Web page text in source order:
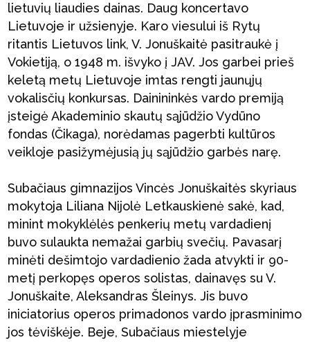
lietuvių liaudies dainas. Daug koncertavo
Lietuvoje ir užsienyje. Karo viesului iš Rytų
ritantis Lietuvos link, V. Jonuškaitė pasitraukė į
Vokietiją, o 1948 m. išvyko į JAV. Jos garbei prieš
keletą metų Lietuvoje imtas rengti jaunųjų
vokalisčių konkursas. Dainininkės vardo premiją
įsteigė Akademinio skautų sąjūdžio Vydūno
fondas (Čikaga), norėdamas pagerbti kultūros
veikloje pasižymėjusią jų sąjūdžio garbės narę.
Subačiaus gimnazijos Vincės Jonuškaitės skyriaus
mokytoja Liliana Nijolė Letkauskienė sakė, kad,
minint mokyklėlės penkerių metų vardadienį
buvo sulaukta nemažai garbių svečių. Pavasarį
minėti dešimtojo vardadienio žada atvykti ir 90-
metį perkopęs operos solistas, dainavęs su V.
Jonuškaite, Aleksandras Šleinys. Jis buvo
iniciatorius operos primadonos vardo įprasminimo
jos tėviškėje. Beje, Subačiaus miestelyje